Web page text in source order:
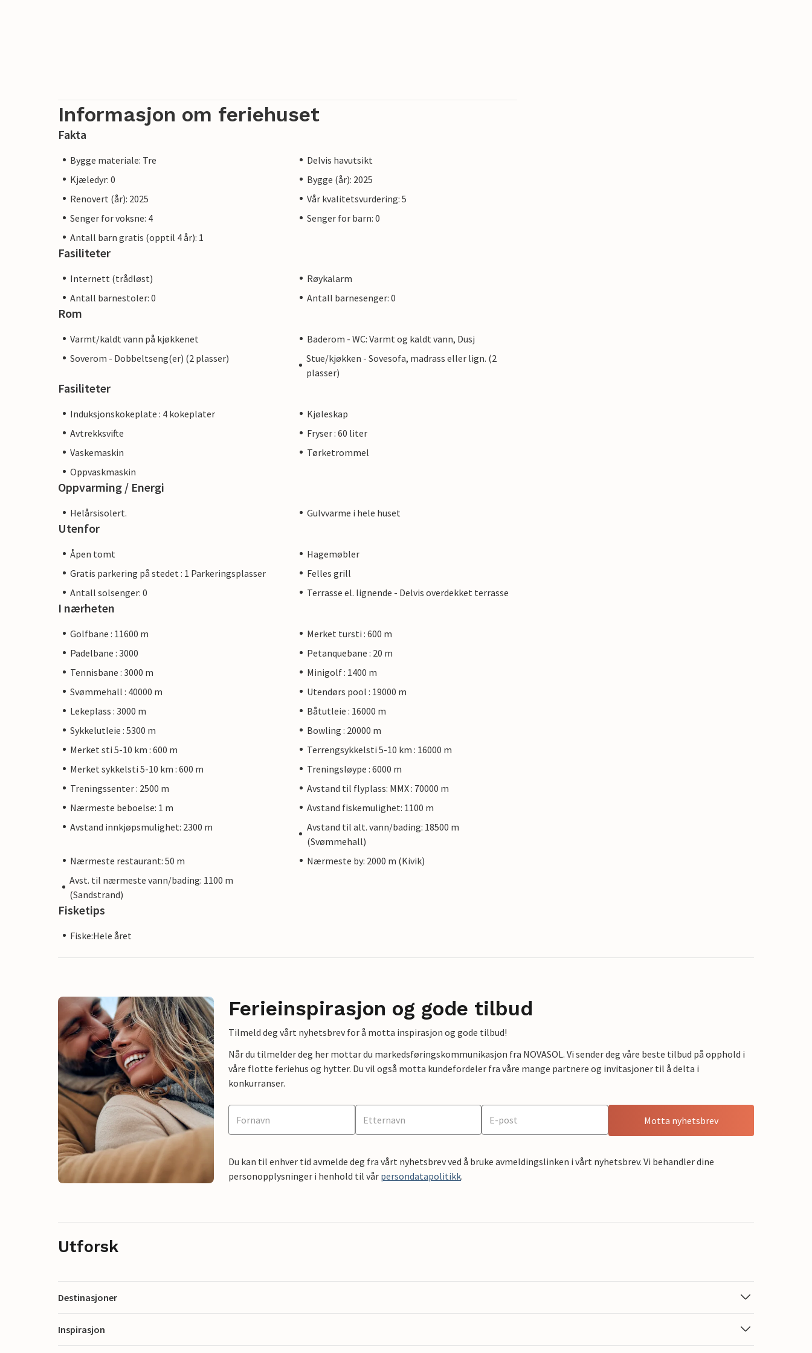
Informasjon om feriehuset
Fakta
Bygge materiale: Tre
Delvis havutsikt
Kjæledyr: 0
Bygge (år): 2025
Renovert (år): 2025
Vår kvalitetsvurdering: 5
Senger for voksne: 4
Senger for barn: 0
Antall barn gratis (opptil 4 år): 1
Fasiliteter
Internett (trådløst)
Røykalarm
Antall barnestoler: 0
Antall barnesenger: 0
Rom
Varmt/kaldt vann på kjøkkenet
Baderom - WC: Varmt og kaldt vann, Dusj
Soverom - Dobbeltseng(er) (2 plasser)
Stue/kjøkken - Sovesofa, madrass eller lign. (2
plasser)
Fasiliteter
Induksjonskokeplate : 4 kokeplater
Kjøleskap
Avtrekksvifte
Fryser : 60 liter
Vaskemaskin
Tørketrommel
Oppvaskmaskin
Oppvarming / Energi
Helårsisolert. Gulvvarme i hele huset
Utenfor
Åpen tomt
Hagemøbler
Gratis parkering på stedet : 1 Parkeringsplasser
Felles grill
Antall solsenger: 0
Terrasse el. lignende - Delvis overdekket terrasse
I nærheten
Golfbane : 11600 m
Merket tursti : 600 m
Padelbane : 3000
Petanquebane : 20 m
Tennisbane : 3000 m
Minigolf : 1400 m
Svømmehall : 40000 m
Utendørs pool : 19000 m
Lekeplass : 3000 m
Båtutleie : 16000 m
Sykkelutleie : 5300 m
Bowling : 20000 m
Merket sti 5-10 km : 600 m
Terrengsykkelsti 5-10 km : 16000 m
Merket sykkelsti 5-10 km : 600 m
Treningsløype : 6000 m
Treningssenter : 2500 m
Avstand til flyplass: MMX : 70000 m
Nærmeste beboelse: 1 m
Avstand fiskemulighet: 1100 m
Avstand innkjøpsmulighet: 2300 m
Avstand til alt. vann/bading: 18500 m
(Svømmehall)
Nærmeste restaurant: 50 m
Nærmeste by: 2000 m (Kivik)
Avst. til nærmeste vann/bading: 1100 m
(Sandstrand)
Fisketips
Fiske:Hele året
Ferieinspirasjon og gode tilbud
Tilmeld deg vårt nyhetsbrev for å motta inspirasjon og gode tilbud!
Når du tilmelder deg her mottar du markedsføringskommunikasjon fra NOVASOL. Vi sender deg våre beste tilbud på opphold i
våre flotte feriehus og hytter. Du vil også motta kundefordeler fra våre mange partnere og invitasjoner til å delta i
konkurranser.
Motta nyhetsbrev
Du kan til enhver tid avmelde deg fra vårt nyhetsbrev ved å bruke avmeldingslinken i vårt nyhetsbrev. Vi behandler dine
personopplysninger i henhold til vår persondatapolitikk.
Utforsk
Destinasjoner
Inspirasjon